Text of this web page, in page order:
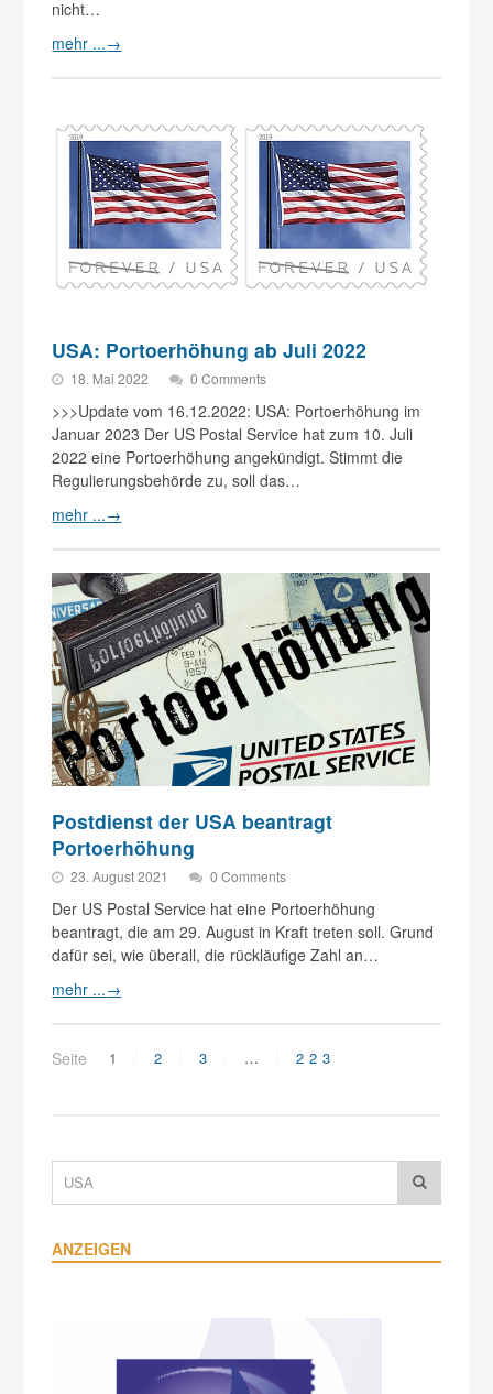
nicht…
mehr ...→
USA: Portoerhöhung ab Juli 2022
18. Mai 2022 0 Comments
>>>Update vom 16.12.2022: USA: Portoerhöhung im
Januar 2023 Der US Postal Service hat zum 10. Juli
2022 eine Portoerhöhung angekündigt. Stimmt die
Regulierungsbehörde zu, soll das…
mehr ...→
Postdienst der USA beantragt
Portoerhöhung
23. August 2021 0 Comments
Der US Postal Service hat eine Portoerhöhung
beantragt, die am 29. August in Kraft treten soll. Grund
dafür sei, wie überall, die rückläufige Zahl an…
mehr ...→
Seite 1 2 3 … 223
ANZEIGEN